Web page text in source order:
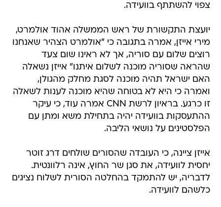
צפוי להשתתף בוועידה.
יועצת התקשורת של ראש הממשלה אהוד אולמרט,
מירי אייזן, אמרה בתגובה כי "אולמרט הצהיר שאנחנו
רוצים שלום עם סוריה, אך לא ראינו שום צעד
שהראה שסוריה מוכנה לשלום איתנו" אייזן נשאלה
האם ישראל תהיה מוכנה לסגת מחלק מהגולן,
ואמרה כי היא לא בטוחה שהיא מוכנה לענות לשאלה
זו כרגע. בראיון לרשת CNN אמרה עוד, כי עיקר
ההתעסקות בוועידה יהיה בתחילת משא ומתן עם
הפלסטינים על נושאי הליבה.
אייזן ציינה, כי העובדה שהסורים שולחים דרג זוטר
יחסית לוועידה, את סגן שר החוץ, אינה רלוונטית.
לדבריה, יש להתמקד בהחלטה הסורית לשלוח נציגים
כלשהם לוועידה.